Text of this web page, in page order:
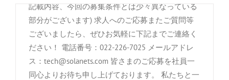
記載内容、今回の募集条件とは少々異なっている
部分がございます) 求人へのご応募またご質問等
ございましたら、ぜひお気軽に下記までご連絡く
ださい！ 電話番号：022-226-7025 メールアドレ
ス：tech@solanets.com 皆さまのご応募を社員一
同心よりお待ち申し上げております。 私たちと一
技能：以下は必須ではありません 日常&ビジネス
英会話・英語読み書き能力 日常&ビジネス中国語
会話・読み書き能力<繁体簡体いずれも> サイバー
セキュリティに関連する資格、技能 非IT関係業務
におけるプロジェクト、人事マネジメント経験
加入保険：雇用保険、労災保険、健康保険、厚生
システム開発(PHP)
By 株式会社Sola.com | 11月 11th, 2020 | 募集求人,求人情報